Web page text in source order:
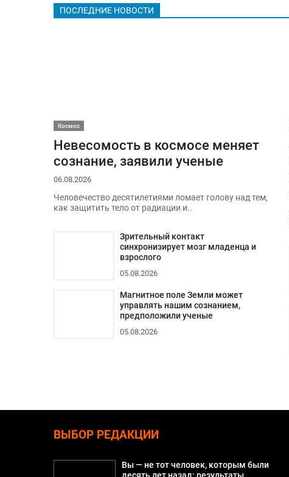
ПОСЛЕДНИЕ НОВОСТИ
Космос
Невесомость в космосе меняет
сознание, заявили ученые
06.08.2026
Человечество десятилетиями ломает голову над тем,
как защитить тело от радиации и..
Зрительный контакт
синхронизирует мозг младенца и
взрослого
05.08.2026
Магнитное поле Земли может
управлять нашим сознанием,
предположили ученые
05.08.2026
ВЫБОР РЕДАКЦИИ
Вы — не тот человек, которым были